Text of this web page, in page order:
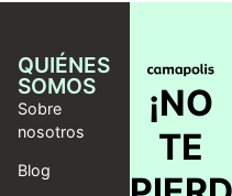
QUIÉNES
SOMOS
Sobre
nosotros
Blog
¡NO
TE